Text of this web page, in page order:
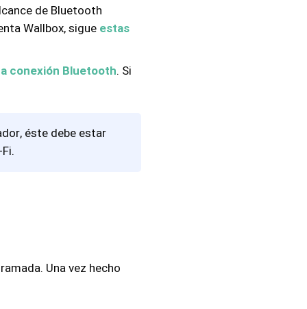
de Bluetooth
Wallbox, sigue estas
conexión Bluetooth. Si
éste debe estar
Una vez hecho